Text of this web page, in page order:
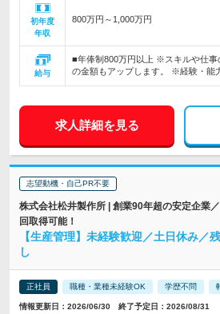
初年度
年収
800万円～1,000万円
給与
■年俸制800万円以上 ※スキルや仕事
の金額もアップします。 ※経験・能
求人詳細を見る
志望動機・自己PR不要
株式会社松井製作所 | 創業90年超の安定企業
回取得可能！
【生産管理】未経験歓迎／土日休み／
し
正社員 職種・業種未経験OK 学歴不問
情報更新日：2026/06/30 終了予定日：2026/08/31